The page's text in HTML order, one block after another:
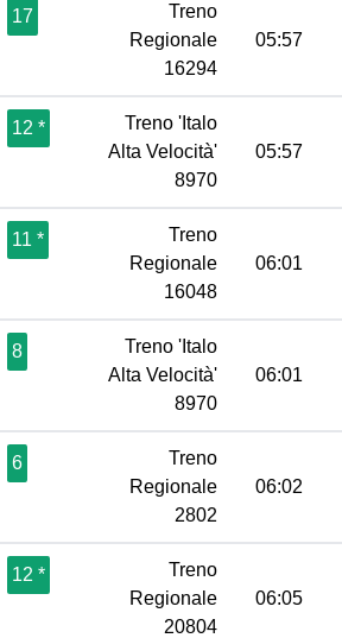
17
Treno
Regionale
16294
05:57
12 *
Treno 'Italo
Alta Velocità'
8970
05:57
11 *
Treno
Regionale
16048
06:01
8
Treno 'Italo
Alta Velocità'
8970
06:01
6
Treno
Regionale
2802
06:02
12 *
Treno
Regionale
20804
06:05